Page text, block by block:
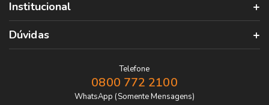
Institucional
Dúvidas
Telefone
0800 772 2100
WhatsApp (Somente Mensagens)